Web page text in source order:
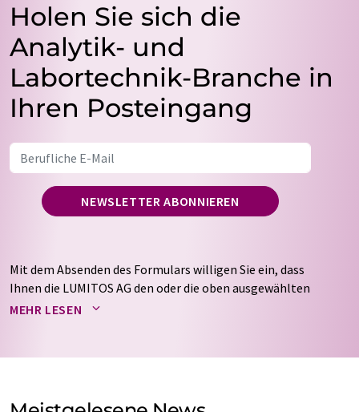
Holen Sie sich die
Analytik- und
Labortechnik-Branche in
Ihren Posteingang
NEWSLETTER ABONNIEREN
Mit dem Absenden des Formulars willigen Sie ein, dass
Ihnen die LUMITOS AG den oder die oben ausgewählten
Newsletter per E-Mail zusendet. Ihre Daten werden
auf Basis unsererDatenschutzerklärung. LUMITOS darf
Meinungsforschung per E-Mail kontaktieren. Ihre
MEHR LESEN